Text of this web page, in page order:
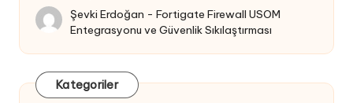
Şevki Erdoğan -Fortigate Firewall USOM
Entegrasyonu ve Güvenlik Sıkılaştırması
Kategoriler